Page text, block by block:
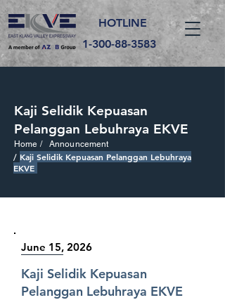
HOTLINE
1-300-88-3583
Kaji Selidik Kepuasan
Pelanggan Lebuhraya EKVE
Home / Announcement
/ Kaji Selidik Kepuasan Pelanggan Lebuhraya
EKVE
June 15, 2026
Kaji Selidik Kepuasan
Pelanggan Lebuhraya EKVE